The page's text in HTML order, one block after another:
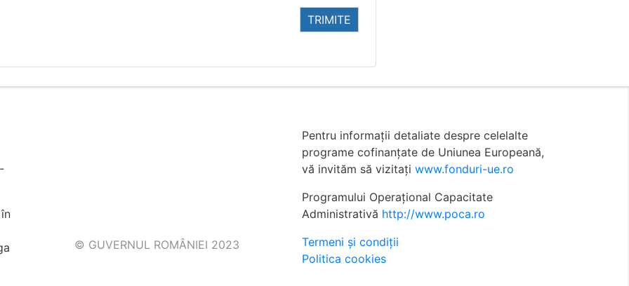
TRIMITE
© GUVERNUL ROMÂNIEI 2023
Pentru informații detaliate despre celelalte
programe cofinanțate de Uniunea Europeană,
vă invităm să vizitați www.fonduri-ue.ro
Programului Operațional Capacitate
Administrativă http://www.poca.ro
Termeni și condiții
Politica cookies